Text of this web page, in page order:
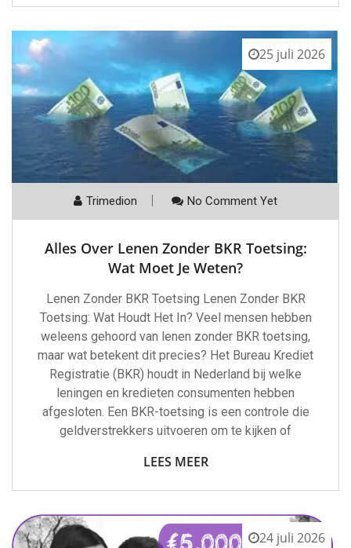
25 juli 2026
Trimedion No Comment Yet
Alles Over Lenen Zonder BKR Toetsing:
Wat Moet Je Weten?
Lenen Zonder BKR Toetsing Lenen Zonder BKR
Toetsing: Wat Houdt Het In? Veel mensen hebben
weleens gehoord van lenen zonder BKR toetsing,
maar wat betekent dit precies? Het Bureau Krediet
Registratie (BKR) houdt in Nederland bij welke
leningen en kredieten consumenten hebben
afgesloten. Een BKR-toetsing is een controle die
geldverstrekkers uitvoeren om te kijken of
LEES MEER
24 juli 2026